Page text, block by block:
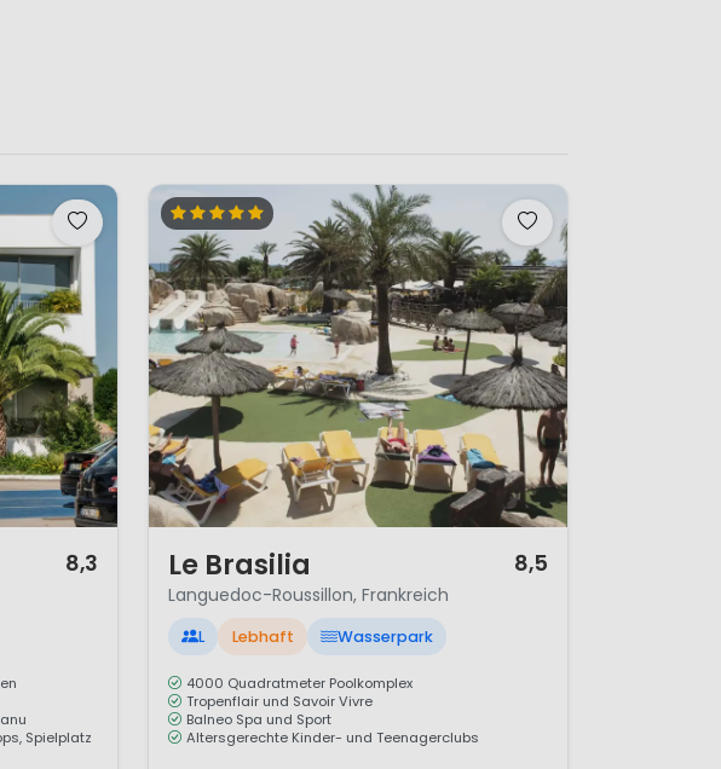
8,3
Spielplatz
Le Brasilia 8,5
Languedoc-Roussillon, Frankreich
L Lebhaft Wasserpark
4000 Quadratmeter Poolkomplex
Tropenflair und Savoir Vivre
Balneo Spa und Sport
Altersgerechte Kinder- und Teenagerclubs